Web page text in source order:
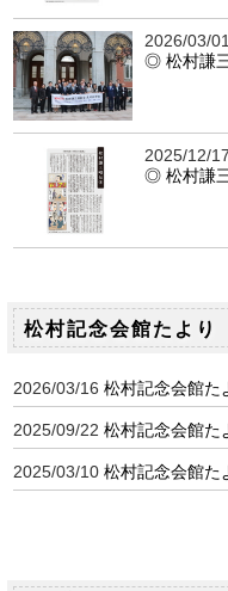
2026/03/01
◎ 松村謙
2025/12/17
◎ 松村謙
松村記念会館たより
2026/03/16松村記念会館た
2025/09/22松村記念会館た
2025/03/10松村記念会館た